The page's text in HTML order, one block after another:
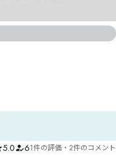
5.0 61件の評価 ・ 2件のコメント